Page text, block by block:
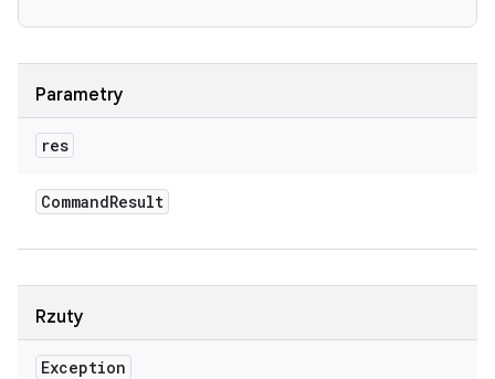
Parametry
res
CommandResult
Rzuty
Exception